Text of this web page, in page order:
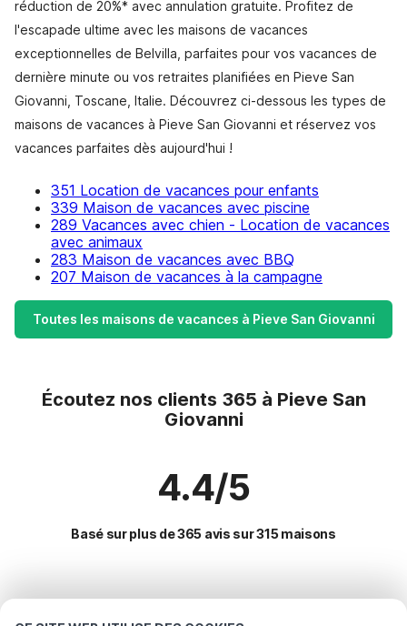
réduction de 20%* avec annulation gratuite. Profitez de
l'escapade ultime avec les maisons de vacances
exceptionnelles de Belvilla, parfaites pour vos vacances de
dernière minute ou vos retraites planifiées en Pieve San
Giovanni, Toscane, Italie. Découvrez ci-dessous les types de
maisons de vacances à Pieve San Giovanni et réservez vos
vacances parfaites dès aujourd'hui !
351 Location de vacances pour enfants
339 Maison de vacances avec piscine
289 Vacances avec chien - Location de vacances
avec animaux
283 Maison de vacances avec BBQ
207 Maison de vacances à la campagne
Toutes les maisons de vacances à Pieve San Giovanni
Écoutez nos clients 365 à Pieve San
Giovanni
4.4/5
Basé sur plus de 365 avis sur 315 maisons